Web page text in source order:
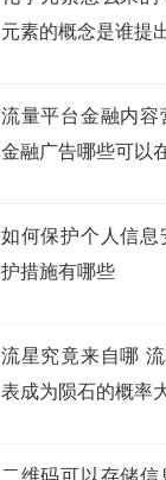
元素的概念是谁提
流量平台金融内
金融广告哪些可以
如何保护个人信息
护措施有哪些
流星究竟来自哪
表成为陨石的概率
二维码可以存储